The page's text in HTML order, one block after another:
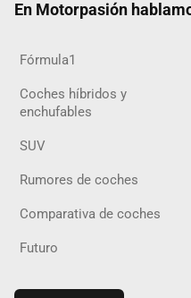
En Motorpasión
Fórmula1
Coches híbridos y
enchufables
SUV
Rumores de coches
Comparativa de coches
Futuro